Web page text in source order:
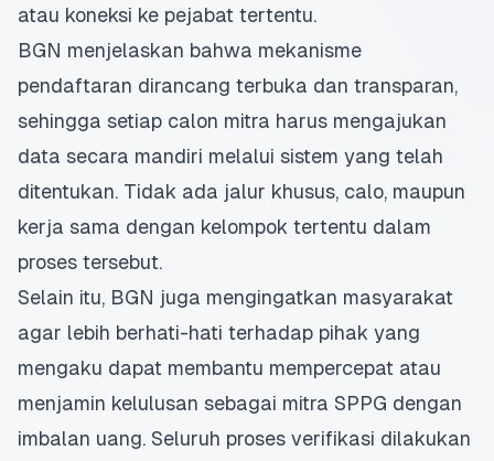
atau koneksi ke pejabat tertentu.
BGN menjelaskan bahwa mekanisme
pendaftaran dirancang terbuka dan transparan,
sehingga setiap calon mitra harus mengajukan
data secara mandiri melalui sistem yang telah
ditentukan. Tidak ada jalur khusus, calo, maupun
kerja sama dengan kelompok tertentu dalam
proses tersebut.
Selain itu, BGN juga mengingatkan masyarakat
agar lebih berhati-hati terhadap pihak yang
mengaku dapat membantu mempercepat atau
menjamin kelulusan sebagai mitra SPPG dengan
imbalan uang. Seluruh proses verifikasi dilakukan